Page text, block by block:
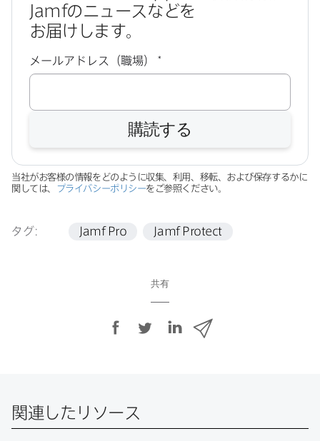
Jamfの​ニュースなどを​
お届けします。
メールアドレス（職場） *必
須
購読する
当社が​お客様の​情報を​どのように​収集、​利用、​移転、​および​保存するかに​
関しては、 プライバシーポリシーを​ご参照ください。
タグ: Jamf Pro Jamf Protect
共有
o
関連したリソース